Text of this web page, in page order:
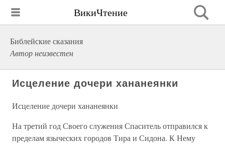
ВикиЧтение
Библейские сказания
Автор неизвестен
Исцеление дочери хананеянки
Исцеление дочери хананеянки
На третий год Своего служения Спаситель отправился к
пределам языческих городов Тира и Сидона. К Нему